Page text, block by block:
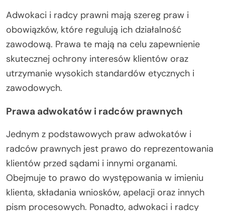
Adwokaci i radcy prawni mają szereg praw i
obowiązków, które regulują ich działalność
zawodową. Prawa te mają na celu zapewnienie
skutecznej ochrony interesów klientów oraz
utrzymanie wysokich standardów etycznych i
zawodowych.
Prawa adwokatów i radców prawnych
Jednym z podstawowych praw adwokatów i
radców prawnych jest prawo do reprezentowania
klientów przed sądami i innymi organami.
Obejmuje to prawo do występowania w imieniu
klienta, składania wniosków, apelacji oraz innych
pism procesowych. Ponadto, adwokaci i radcy